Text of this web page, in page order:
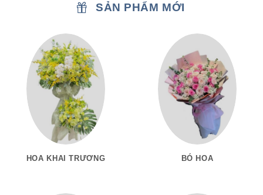
SẢN PHẨM MỚI
HOA KHAI TRƯƠNG BÓ HOA